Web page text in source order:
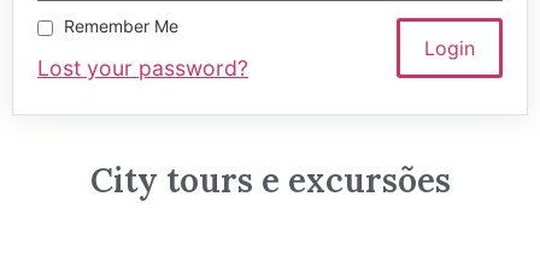
Remember Me
Lost your password?
City tours e excursões